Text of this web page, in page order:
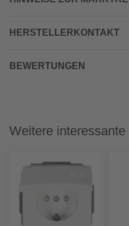
HERSTELLERKONTAKT
BEWERTUNGEN
Weitere interessante